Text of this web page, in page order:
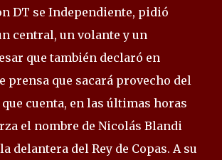
DT se Independiente, pidió
central, un volante y un
que también declaró en
prensa que sacará provecho del
cuenta, en las últimas horas
el nombre de Nicolás Blandi
delantera del Rey de Copas. A su